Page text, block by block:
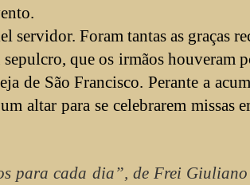
servidor. Foram tantas as graças
que os irmãos houveram
de São Francisco. Perante a
altar para se celebrarem missas
para cada dia”, de Frei